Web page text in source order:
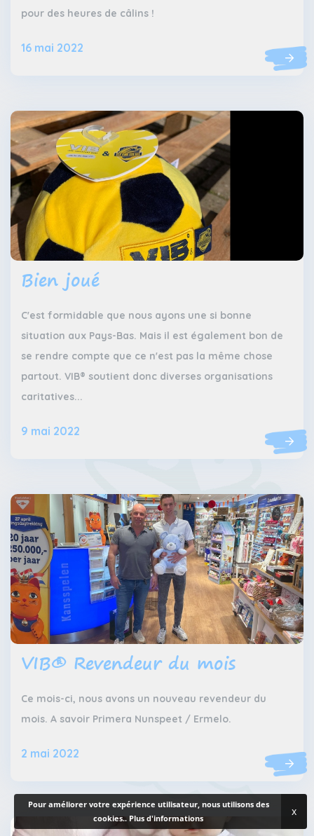
Pour améliorer votre expérience utilisateur, nous utilisons des
cookies.. Plus d'informations
x
pour des heures de câlins !
16 mai 2022
Bien joué
C'est formidable que nous ayons une si bonne
situation aux Pays-Bas. Mais il est également bon de
se rendre compte que ce n'est pas la même chose
partout. VIB® soutient donc diverses organisations
caritatives...
9 mai 2022
VIB® Revendeur du mois
Ce mois-ci, nous avons un nouveau revendeur du
mois. A savoir Primera Nunspeet / Ermelo.
2 mai 2022